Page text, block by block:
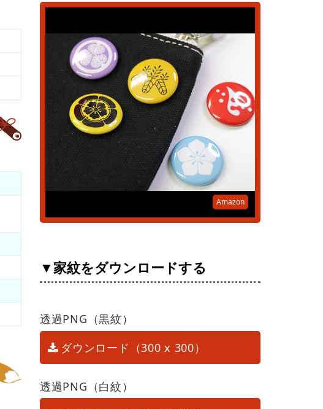
Amazon
▼家紋をダウンロードする
透過PNG（黒紋）
ダウンロード（300 x 300）
透過PNG（白紋）